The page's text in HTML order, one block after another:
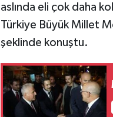
aslında eli çok daha
Türkiye Büyük Millet
şeklinde konuştu.